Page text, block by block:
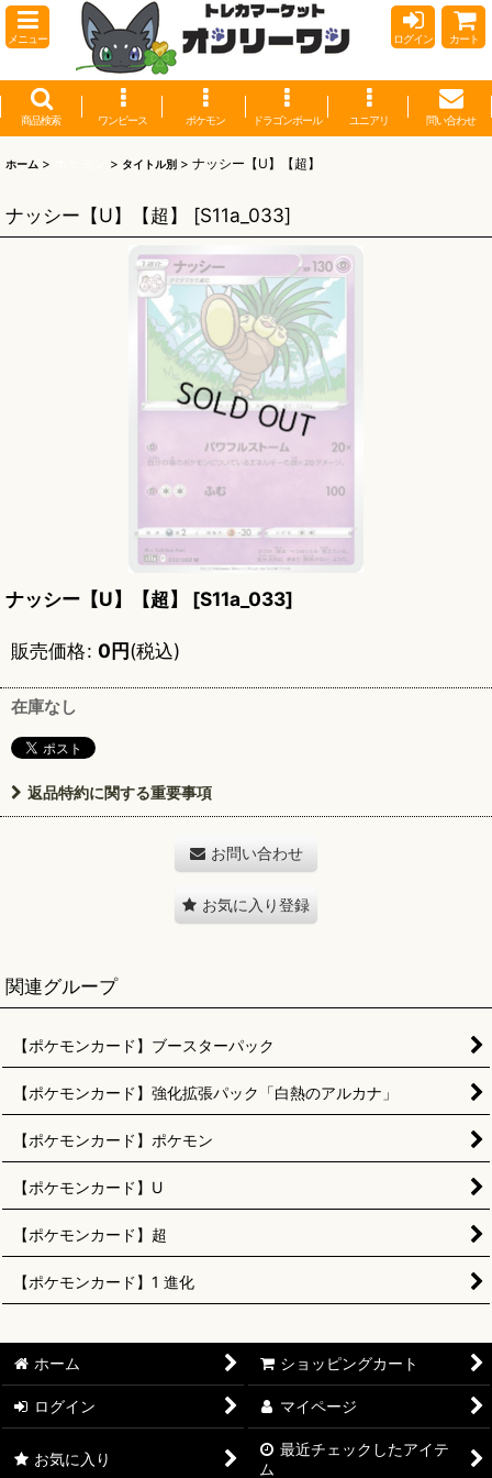
メニュー ログイン カート
商品検索 ワンピース ポケモン ドラゴンボール ユニアリ 問い合わせ
ホーム > > タイトル別 > ナッシー【U】【超】
ナッシー【U】【超】 [S11a_033]
ナッシー【U】【超】 [S11a_033]
販売価格: 0円(税込)
在庫なし
返品特約に関する重要事項
お問い合わせ
お気に入り登録
関連グループ
【ポケモンカード】ブースターパック
【ポケモンカード】強化拡張パック「白熱のアルカナ」
【ポケモンカード】ポケモン
【ポケモンカード】U
【ポケモンカード】超
【ポケモンカード】1 進化
ホーム ショッピングカート
ログイン マイページ
お気に入り
最近チェックしたアイテ
ム